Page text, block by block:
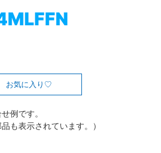
お気に入り
例です。
も表示されています。）